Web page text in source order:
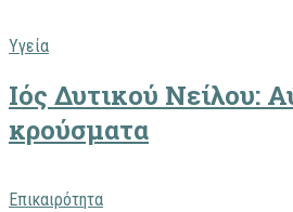
Υγεία
Ιός Δυτικού Νείλου:
κρούσματα
Επικαιρότητα